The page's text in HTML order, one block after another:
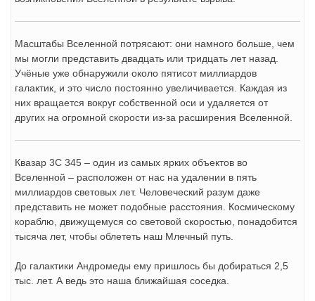
Масштабы Вселенной потрясают: они намного больше, чем
мы могли представить двадцать или тридцать лет назад.
Учёные уже обнаружили около пятисот миллиардов
галактик, и это число постоянно увеличивается. Каждая из
них вращается вокруг собственной оси и удаляется от
других на огромной скорости из-за расширения Вселенной.
Квазар 3C 345 – один из самых ярких объектов во
Вселенной – расположен от нас на удалении в пять
миллиардов световых лет. Человеческий разум даже
представить не может подобные расстояния. Космическому
кораблю, движущемуся со световой скоростью, понадобится
тысяча лет, чтобы облететь наш Млечный путь.
До галактики Андромеды ему пришлось бы добираться 2,5
тыс. лет. А ведь это наша ближайшая соседка.